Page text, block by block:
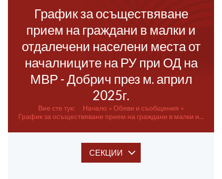
График за осъществяване
прием на граждани в малки и
отдалечени населени места от
началниците на РУ при ОД на
МВР - Добрич през м. април
2025г.
Вие сте тук: Начало
Обяви и съобщения
График за осъществяване прием на граждани в малки и...
СЕКЦИИ